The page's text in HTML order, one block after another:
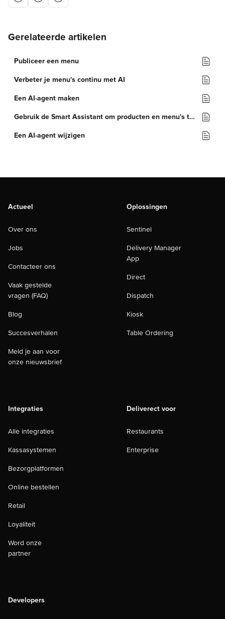
Gerelateerde artikelen
Publiceer een menu
Verbeter je menu's continu met AI
Een AI-agent maken
Gebruik de Smart Assistant om producten en menu's te verbeteren
Een AI-agent wijzigen
Actueel
Over ons
Jobs
Contacteer ons
Vaak gestelde
vragen (FAQ)
Blog
Succesverhalen
Meld je aan voor
onze nieuwsbrief
Oplossingen
Sentinel
Delivery Manager
App
Direct
Dispatch
Kiosk
Table Ordering
Integraties
Alle integraties
Kassasystemen
Bezorgplatformen
Online bestellen
Retail
Loyaliteit
Word onze
partner
Deliverect voor
Restaurants
Enterprise
Developers